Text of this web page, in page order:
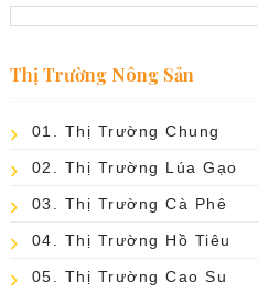
Thị Trường Nông Sản
01. Thị Trường Chung
02. Thị Trường Lúa Gạo
03. Thị Trường Cà Phê
04. Thị Trường Hồ Tiêu
05. Thị Trường Cao Su